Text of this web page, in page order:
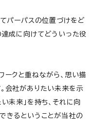
てパーパスの位置づけをど
達成に向けてどういった役
ークと重ねながら、思い描
会社がありたい未来を示
未来」を持ち、それに向
きるということが当社の